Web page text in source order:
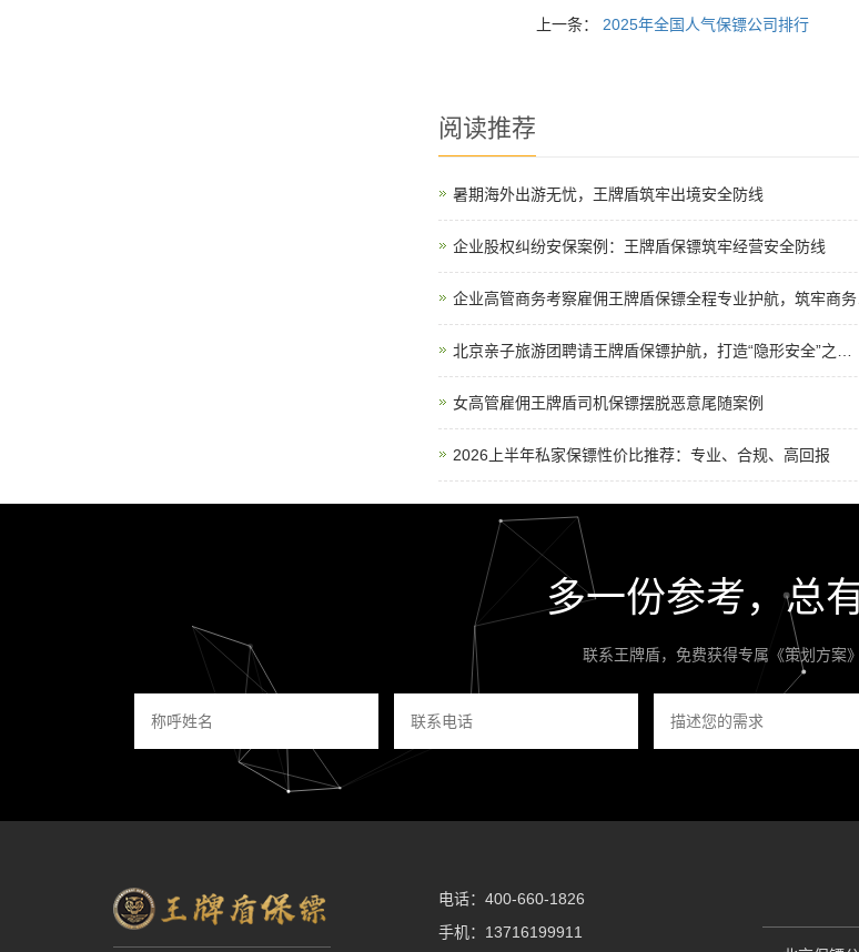
上一条： 2025年全国人气保镖公司排行
阅读推荐
暑期海外出游无忧，王牌盾筑牢出境安全防线
企业股权纠纷安保案例：王牌盾保镖筑牢经营安全防线
企业高管商务考察雇佣王牌盾保镖全程专业护航，筑牢商务
北京亲子旅游团聘请王牌盾保镖护航，打造“隐形安全”之…
女高管雇佣王牌盾司机保镖摆脱恶意尾随案例
2026上半年私家保镖性价比推荐：专业、合规、高回报
多一份参考，总
联系王牌盾，免费获得专属《策划方案
电话：400-660-1826
手机：13716199911